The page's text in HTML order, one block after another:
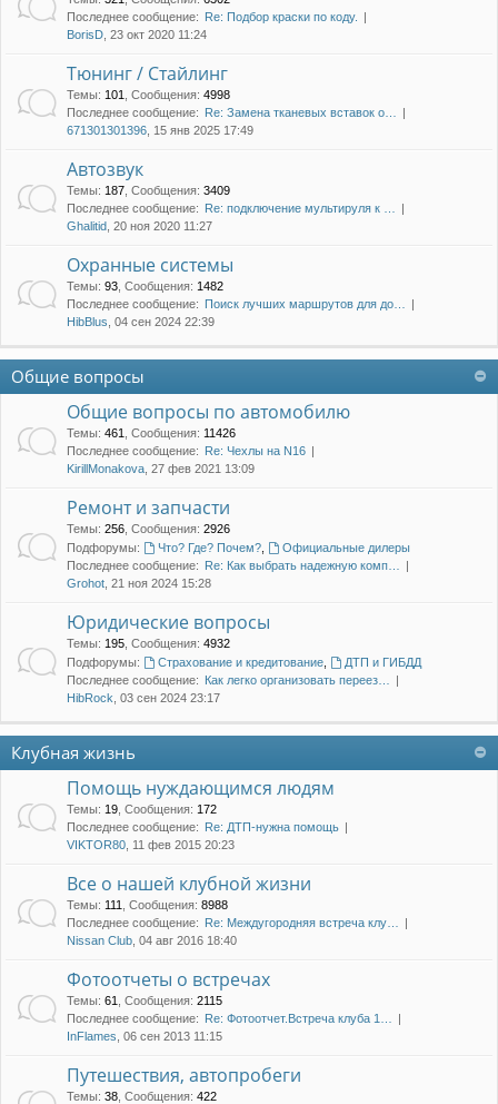
Последнее сообщение: Re: Подбор краски по коду.
BorisD , 23 окт 2020 11:24
Тюнинг / Стайлинг
Темы: 101 Сообщения: 4998
Последнее сообщение: Re: Замена тканевых вставок о…
671301301396 , 15 янв 2025 17:49
Автозвук
Темы: 187 Сообщения: 3409
Последнее сообщение: Re: подключение мультируля к …
Ghalitid , 20 ноя 2020 11:27
Охранные системы
Темы: 93 Сообщения: 1482
Последнее сообщение: Поиск лучших маршрутов для до…
HibBlus , 04 сен 2024 22:39
Общие вопросы
Общие вопросы по автомобилю
Темы: 461 Сообщения: 11426
Последнее сообщение: Re: Чехлы на N16
KirillMonakova , 27 фев 2021 13:09
Ремонт и запчасти
Темы: 256 Сообщения: 2926
Подфорумы:
Что? Где? Почем?,
Официальные дилеры
Последнее сообщение: Re: Как выбрать надежную комп…
Grohot , 21 ноя 2024 15:28
Юридические вопросы
Темы: 195 Сообщения: 4932
Подфорумы:
Страхование и кредитование,
ДТП и ГИБДД
Последнее сообщение: Как легко организовать переез…
HibRock , 03 сен 2024 23:17
Клубная жизнь
Помощь нуждающимся людям
Темы: 19 Сообщения: 172
Последнее сообщение: Re: ДТП-нужна помощь
VIKTOR80 , 11 фев 2015 20:23
Все о нашей клубной жизни
Темы: 111 Сообщения: 8988
Последнее сообщение: Re: Междугородняя встреча клу…
Nissan Club , 04 авг 2016 18:40
Фотоотчеты о встречах
Темы: 61 Сообщения: 2115
Последнее сообщение: Re: Фотоотчет.Встреча клуба 1…
InFlames , 06 сен 2013 11:15
Путешествия, автопробеги
Темы: 38 Сообщения: 422